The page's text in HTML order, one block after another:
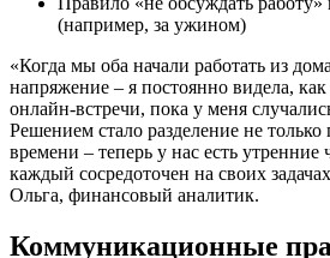
(например, за ужином)
«Когда мы оба начали работать из
напряжение – я постоянно видела,
онлайн-встречи, пока у меня
Решением стало разделение не только
времени – теперь у нас есть
каждый сосредоточен на своих
Ольга, финансовый аналитик.
Коммуникационные